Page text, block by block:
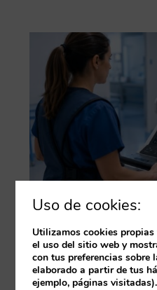
5,6 CRÉDITOS CFC | Duración:
19,00€
Técnicas avanzadas en
+
Uso de cookies:
Utilizamos cookies
el uso del sitio web y
con tus preferencias sobre
elaborado a partir de tus
ejemplo, páginas visitadas).